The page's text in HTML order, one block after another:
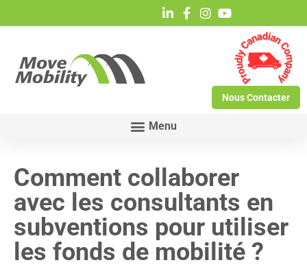
Nous Contacter
Comment collaborer
avec les consultants en
subventions pour utiliser
les fonds de mobilité ?